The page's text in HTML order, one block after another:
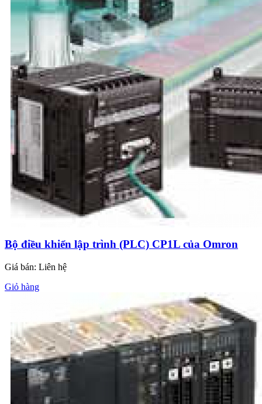
Bộ điều khiển lập trình (PLC) CP1L của Omron
Giá bán: Liên hệ
Giỏ hàng